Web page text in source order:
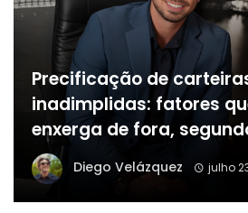
Precificação de
inadimplidas: fatores
enxerga de fora,
Diego Velázquez julho